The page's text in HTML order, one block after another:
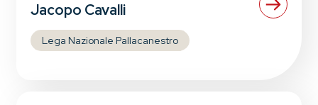
Jacopo Cavalli
Lega Nazionale Pallacanestro